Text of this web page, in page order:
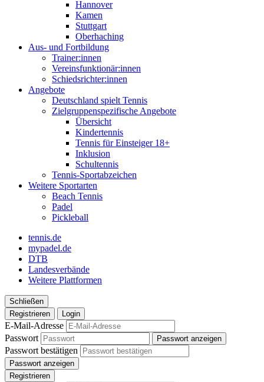
Hannover
Kamen
Stuttgart
Oberhaching
Aus- und Fortbildung
Trainer:innen
Vereinsfunktionär:innen
Schiedsrichter:innen
Angebote
Deutschland spielt Tennis
Zielgruppenspezifische Angebote
Übersicht
Kindertennis
Tennis für Einsteiger 18+
Inklusion
Schultennis
Tennis-Sportabzeichen
Weitere Sportarten
Beach Tennis
Padel
Pickleball
tennis.de
mypadel.de
DTB
Landesverbände
Weitere Plattformen
Schließen
Registrieren
Login
E-Mail-Adresse
Passwort
Passwort anzeigen
Passwort bestätigen
Passwort anzeigen
Registrieren